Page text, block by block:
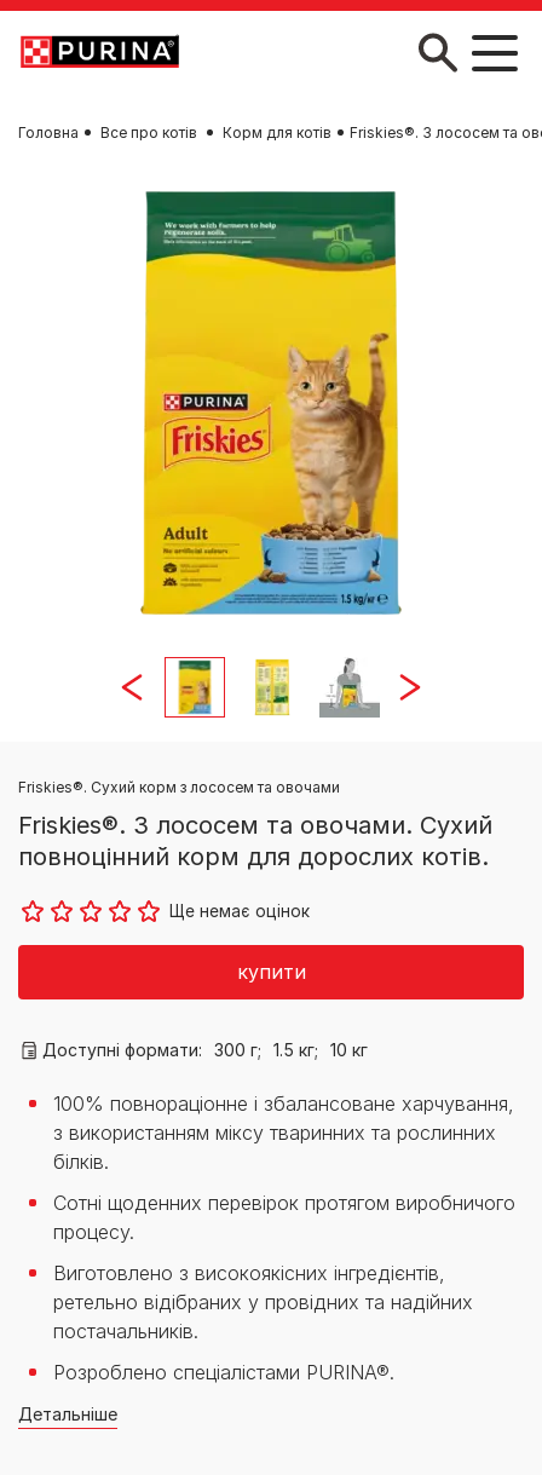
Skip to main content
Головна Все про котів Корм для котів Friskies®. З лососем та
Friskies®. Сухий корм з лососем та овочами
Friskies®. З лососем та овочами. Сухий
повноцінний корм для дорослих котів.
Ще немає оцінок
купити
Доступні формати: 300 г; 1.5 кг; 10 кг
100% повнораціонне і збалансоване харчування,
з використанням міксу тваринних та рослинних
білків.
Сотні щоденних перевірок протягом виробничого
процесу.
Виготовлено з високоякісних інгредієнтів,
ретельно відібраних у провідних та надійних
постачальників.
Розроблено спеціалістами PURINA®.
Детальніше